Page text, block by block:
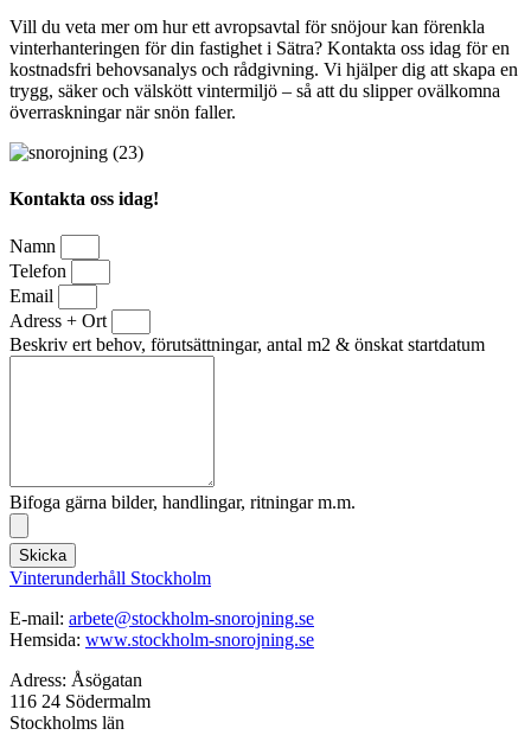
Vill du veta mer om hur ett avropsavtal för snöjour kan förenkla
vinterhanteringen för din fastighet i Sätra? Kontakta oss idag för en
kostnadsfri behovsanalys och rådgivning. Vi hjälper dig att skapa en
trygg, säker och välskött vintermiljö – så att du slipper ovälkomna
överraskningar när snön faller.
Kontakta oss idag!
Namn
Telefon
Email
Adress + Ort
Beskriv ert behov, förutsättningar, antal m2 & önskat startdatum
Bifoga gärna bilder, handlingar, ritningar m.m.
Skicka
Vinterunderhåll Stockholm
E-mail: arbete@stockholm-snorojning.se
Hemsida: www.stockholm-snorojning.se
Adress: Åsögatan
116 24 Södermalm
Stockholms län